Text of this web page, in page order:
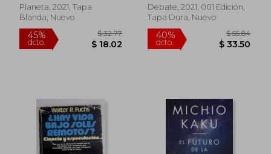
Planeta, 2021, Tapa
Blanda, Nuevo
Debate, 2021, 001 Edición,
Tapa Dura, Nuevo